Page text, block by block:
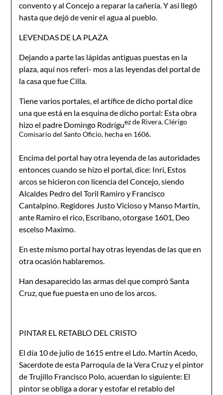
convento y al Concejo a reparar la cañería. Y así llegó
hasta que dejó de venir el agua al pueblo.
LEVENDAS DE LA PLAZA
Dejando a parte las lápidas antiguas puestas en la
plaza, aquí nos referi- mos a las leyendas del portal de
la casa que fue Cilla.
Tiene varios portales, el artífice de dicho portal dice
una que está en la esquina de dicho portal: Esta obra
hizo el padre Domingo Rodríguez de Rivera, Clérigo
Comisario del Santo Oficio, hecha en 1606.
Encima del portal hay otra leyenda de las autoridades
entonces cuando se hizo el portal, dice: Inri, Estos
arcos se hicieron con licencia del Concejo, siendo
Alcaldes Pedro del Toril Ramiro y Francisco
Cantalpino. Regidores Justo Vicioso y Manso Martín,
ante Ramiro el rico, Escribano, otorgase 1601, Deo
escelso Maximo.
En este mismo portal hay otras leyendas de las que en
otra ocasión hablaremos.
Han desaparecido las armas del que compró Santa
Cruz, que fue puesta en uno de los arcos.
PINTAR EL RETABLO DEL CRISTO
El día 10 de julio de 1615 entre el Ldo. Martín Acedo,
Sacerdote de esta Parroquia de la Vera Cruz y el pintor
de Trujillo Francisco Polo, acuerdan lo siguiente: El
pintor se obliga a dorar y estofar el retablo del